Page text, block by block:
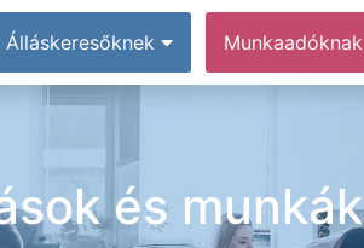
Álláskeresőknek Munkaadóknak
és munkák